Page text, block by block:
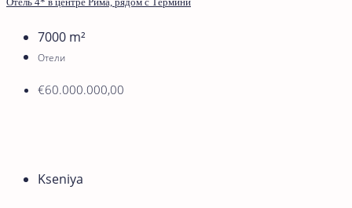
7000 m²
Отели
€60.000.000,00
Kseniya